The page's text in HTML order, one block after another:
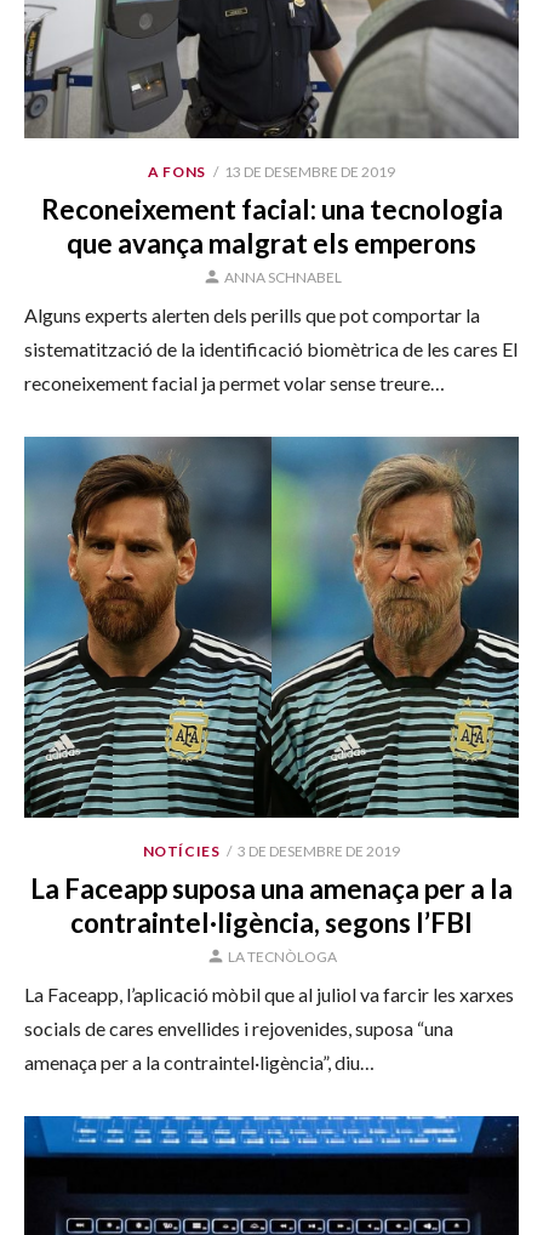
A FONS
PUBLICAT
13 DE DESEMBRE DE 2019
Reconeixement facial: una tecnologia
que avança malgrat els emperons
AUTOR
ANNA SCHNABEL
Alguns experts alerten dels perills que pot comportar la
sistematització de la identificació biomètrica de les cares El
reconeixement facial ja permet volar sense treure…
NOTÍCIES
PUBLICAT
3 DE DESEMBRE DE 2019
La Faceapp suposa una amenaça per a la
contraintel·ligència, segons l’FBI
AUTOR
LA TECNÒLOGA
La Faceapp, l’aplicació mòbil que al juliol va farcir les xarxes
socials de cares envellides i rejovenides, suposa “una
amenaça per a la contraintel·ligència”, diu…